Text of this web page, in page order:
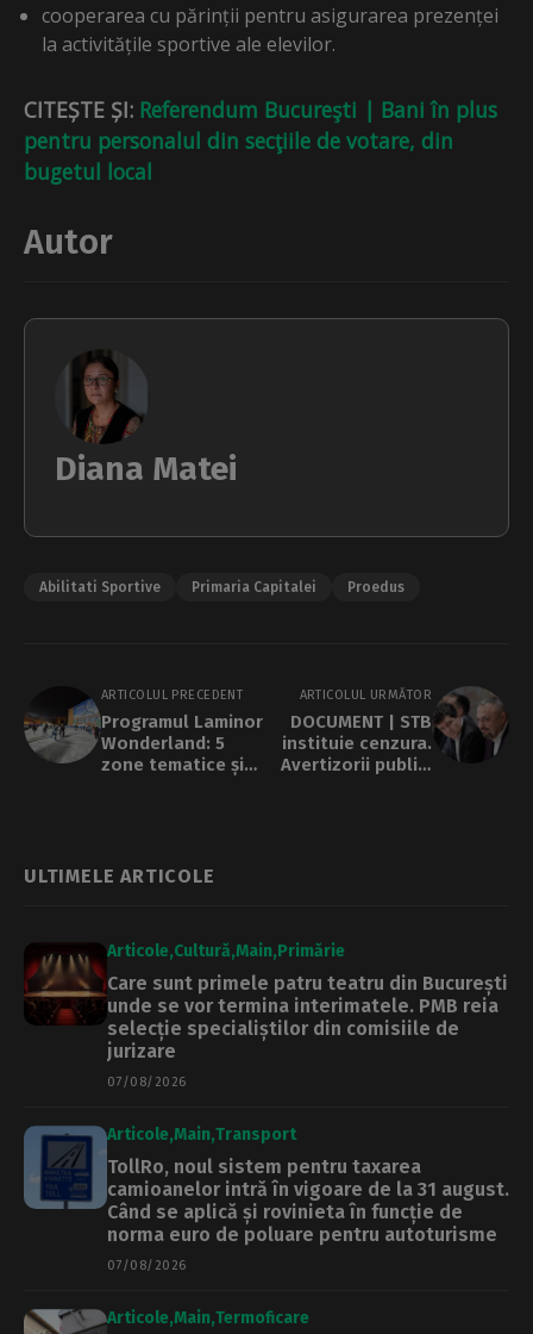
cooperarea cu părinții pentru asigurarea prezenței
la activitățile sportive ale elevilor.
CITEȘTE ȘI: Referendum Bucureşti | Bani în plus
pentru personalul din secţiile de votare, din
bugetul local
Autor
Diana Matei
Abilitati Sportive Primaria Capitalei Proedus
ARTICOLUL PRECEDENT
Programul Laminor
Wonderland: 5
zone tematice și
ARTICOLUL URMĂTOR
DOCUMENT | STB
instituie cenzura.
Avertizorii publici
ULTIMELE ARTICOLE
Articole Cultură Main Primărie
Care sunt primele patru teatru din București
unde se vor termina interimatele. PMB reia
selecție specialiștilor din comisiile de
jurizare
07/08/2026
Articole Main Transport
TollRo, noul sistem pentru taxarea
camioanelor intră în vigoare de la 31 august.
Când se aplică și rovinieta în funcție de
norma euro de poluare pentru autoturisme
07/08/2026
Articole Main Termoficare